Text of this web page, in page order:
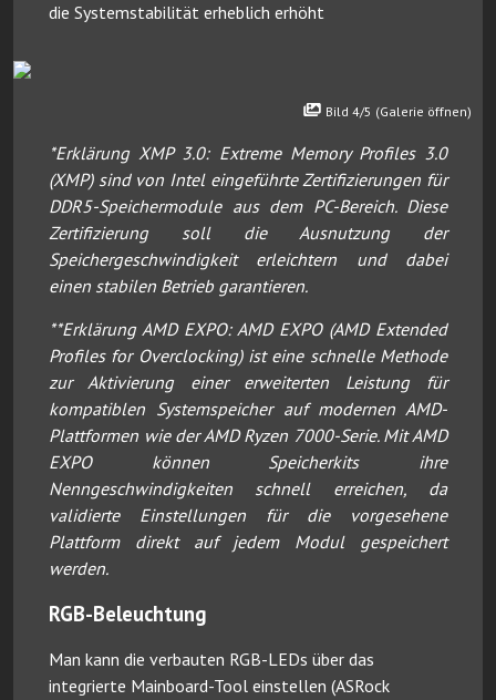
die Systemstabilität erheblich erhöht
Bild 4/5 (Galerie öffnen)
*Erklärung XMP 3.0: Extreme Memory Profiles 3.0
(XMP) sind von Intel eingeführte Zertifizierungen für
DDR5-Speichermodule aus dem PC-Bereich. Diese
Zertifizierung soll die Ausnutzung der
Speichergeschwindigkeit erleichtern und dabei
einen stabilen Betrieb garantieren.
**Erklärung AMD EXPO: AMD EXPO (AMD Extended
Profiles for Overclocking) ist eine schnelle Methode
zur Aktivierung einer erweiterten Leistung für
kompatiblen Systemspeicher auf modernen AMD-
Plattformen wie der AMD Ryzen 7000-Serie. Mit AMD
EXPO können Speicherkits ihre
Nenngeschwindigkeiten schnell erreichen, da
validierte Einstellungen für die vorgesehene
Plattform direkt auf jedem Modul gespeichert
werden.
RGB-Beleuchtung
Man kann die verbauten RGB-LEDs über das
integrierte Mainboard-Tool einstellen (ASRock